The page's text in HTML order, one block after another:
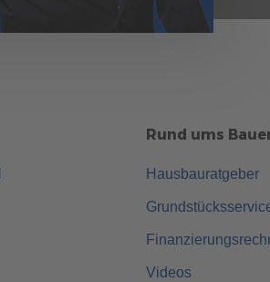
Rund ums
Hausbauratgeber
Videos